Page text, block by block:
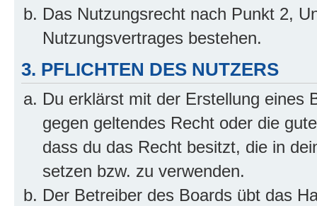
Das Nutzungsrecht nach Punkt 2,
Nutzungsvertrages bestehen.
3. PFLICHTEN DES NUTZERS
Du erklärst mit der Erstellung eines
gegen geltendes Recht oder die
dass du das Recht besitzt, die in
setzen bzw. zu verwenden.
Der Betreiber des Boards übt das